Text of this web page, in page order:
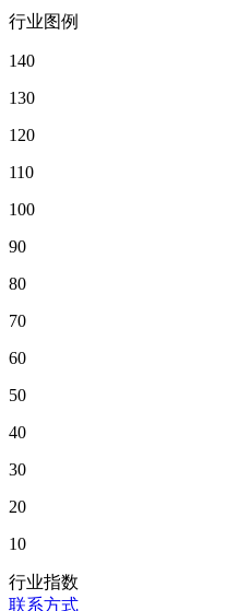
行业图例
140
130
120
110
100
90
80
70
60
50
40
30
20
10
行业指数
联系方式